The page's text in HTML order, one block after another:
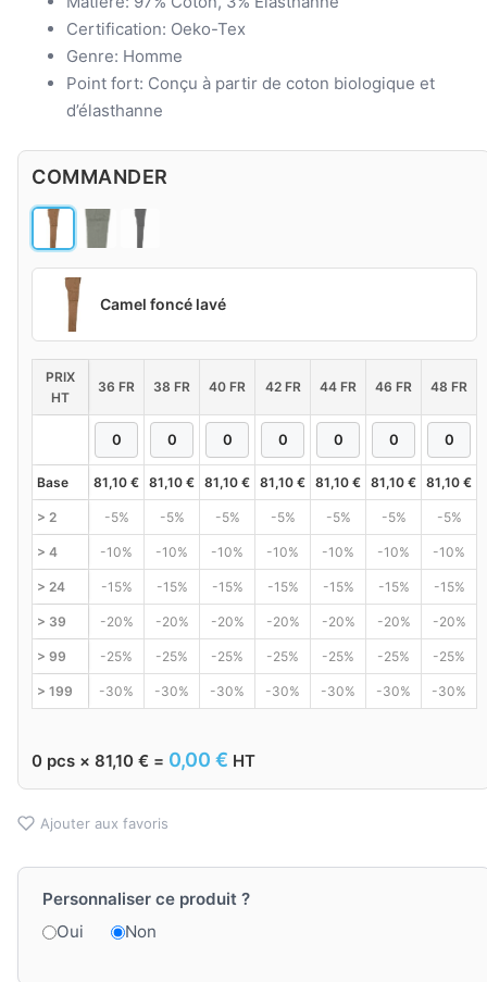
Certification: Oeko-Tex
Genre: Homme
Point fort: Conçu à partir de coton biologique et
d’élasthanne
COMMANDER
Camel foncé lavé
PRIX
HT
36 FR 38 FR 40 FR 42 FR 44 FR 46 FR 48 FR
Base 81,10 € 81,10 € 81,10 € 81,10 € 81,10 € 81,10 € 81,10 €
> 2 -5% -5% -5% -5% -5% -5% -5%
> 4 -10% -10% -10% -10% -10% -10% -10%
> 24 -15% -15% -15% -15% -15% -15% -15%
> 39 -20% -20% -20% -20% -20% -20% -20%
> 99 -25% -25% -25% -25% -25% -25% -25%
> 199 -30% -30% -30% -30% -30% -30% -30%
0 pcs × 81,10 € = 0,00 € HT
Ajouter aux favoris
Personnaliser ce produit ?
Oui
Non